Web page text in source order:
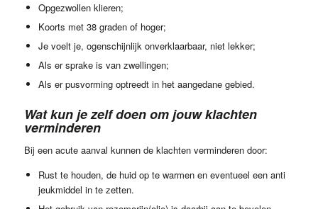
Opgezwollen klieren;
Koorts met 38 graden of hoger;
Je voelt je, ogenschijnlijk onverklaarbaar, niet lekker;
Als er sprake is van zwellingen;
Als er pusvorming optreedt in het aangedane gebied.
Wat kun je zelf doen om jouw klachten
verminderen
Bij een acute aanval kunnen de klachten verminderen door:
Rust te houden, de huid op te warmen en eventueel een anti
jeukmiddel in te zetten.